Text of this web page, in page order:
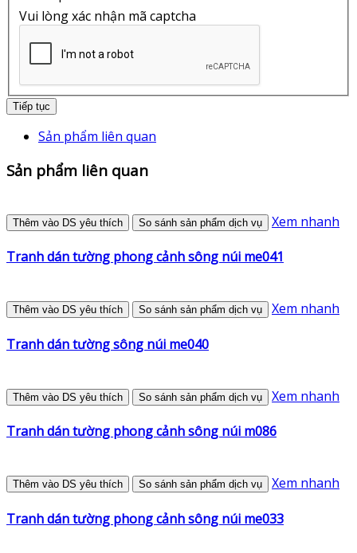
Vui lòng xác nhận mã captcha
Tiếp tục
Sản phẩm liên quan
Sản phẩm liên quan
Thêm vào DS yêu thích So sánh sản phẩm dịch vụ Xem nhanh
Tranh dán tường phong cảnh sông núi me041
Thêm vào DS yêu thích So sánh sản phẩm dịch vụ Xem nhanh
Tranh dán tường sông núi me040
Thêm vào DS yêu thích So sánh sản phẩm dịch vụ Xem nhanh
Tranh dán tường phong cảnh sông núi m086
Thêm vào DS yêu thích So sánh sản phẩm dịch vụ Xem nhanh
Tranh dán tường phong cảnh sông núi me033